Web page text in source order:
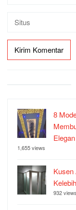
8
Elegan
1,655 views
Kusen
932 views